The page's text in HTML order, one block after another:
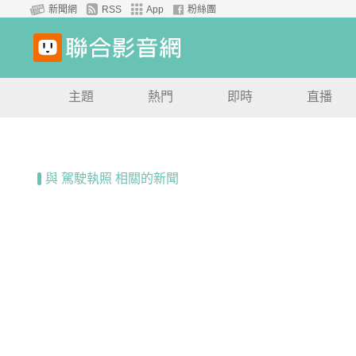
新聞網 RSS App 粉絲團
主題 熱門 即時 直播
與 駕駛執照 相關的新聞